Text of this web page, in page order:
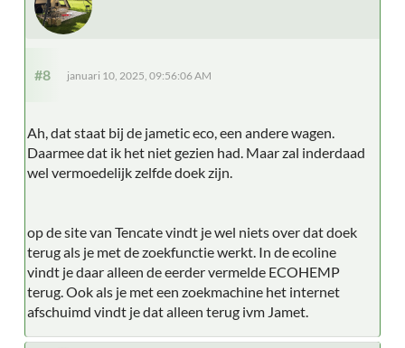
#8 januari 10, 2025, 09:56:06 AM
Ah, dat staat bij de jametic eco, een andere wagen.
Daarmee dat ik het niet gezien had. Maar zal inderdaad
wel vermoedelijk zelfde doek zijn.
op de site van Tencate vindt je wel niets over dat doek
terug als je met de zoekfunctie werkt. In de ecoline
vindt je daar alleen de eerder vermelde ECOHEMP
terug. Ook als je met een zoekmachine het internet
afschuimd vindt je dat alleen terug ivm Jamet.